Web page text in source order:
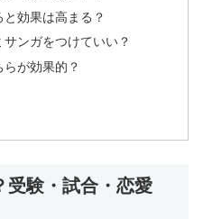
効果は高まる？
ンガをつけていい？
が効果的？
受験・試合・恋愛